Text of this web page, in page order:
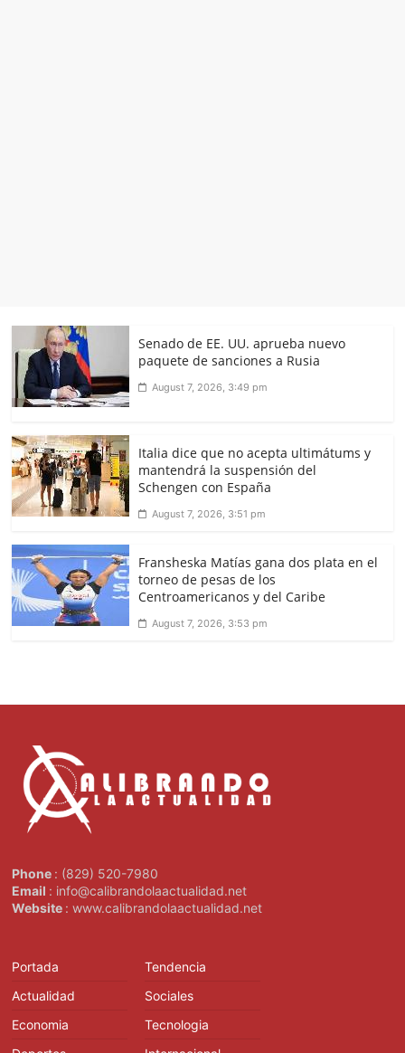
Senado de EE. UU. aprueba nuevo
paquete de sanciones a Rusia
August 7, 2026, 3:49 pm
Italia dice que no acepta ultimátums y
mantendrá la suspensión del
Schengen con España
August 7, 2026, 3:51 pm
Fransheska Matías gana dos plata en el
torneo de pesas de los
Centroamericanos y del Caribe
August 7, 2026, 3:53 pm
Phone : (829) 520-7980
Email : info@calibrandolaactualidad.net
Website : www.calibrandolaactualidad.net
Portada
Actualidad
Economia
Tendencia
Sociales
Tecnologia